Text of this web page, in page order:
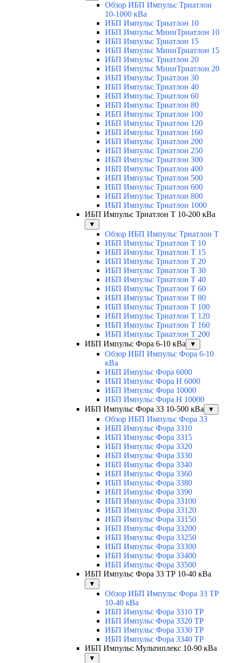
Обзор ИБП Импульс Триатлон
10-1000 кВа
ИБП Импульс Триатлон 10
ИБП Импульс МиниТриатлон 10
ИБП Импульс Триатлон 15
ИБП Импульс МиниТриатлон 15
ИБП Импульс Триатлон 20
ИБП Импульс МиниТриатлон 20
ИБП Импульс Триатлон 30
ИБП Импульс Триатлон 40
ИБП Импульс Триатлон 60
ИБП Импульс Триатлон 80
ИБП Импульс Триатлон 100
ИБП Импульс Триатлон 120
ИБП Импульс Триатлон 160
ИБП Импульс Триатлон 200
ИБП Импульс Триатлон 250
ИБП Импульс Триатлон 300
ИБП Импульс Триатлон 400
ИБП Импульс Триатлон 500
ИБП Импульс Триатлон 600
ИБП Импульс Триатлон 800
ИБП Импульс Триатлон 1000
ИБП Импульс Триатлон Т 10-200 кВа
▼
Обзор ИБП Импульс Триатлон Т
ИБП Импульс Триатлон Т 10
ИБП Импульс Триатлон Т 15
ИБП Импульс Триатлон Т 20
ИБП Импульс Триатлон Т 30
ИБП Импульс Триатлон Т 40
ИБП Импульс Триатлон Т 60
ИБП Импульс Триатлон Т 80
ИБП Импульс Триатлон Т 100
ИБП Импульс Триатлон Т 120
ИБП Импульс Триатлон Т 160
ИБП Импульс Триатлон Т 200
ИБП Импульс Фора 6-10 кВа
▼
Обзор ИБП Импульс Фора 6-10
кВа
ИБП Импульс Фора 6000
ИБП Импульс Фора H 6000
ИБП Импульс Фора 10000
ИБП Импульс Фора H 10000
ИБП Импульс Фора 33 10-500 кВа
▼
Обзор ИБП Импульс Фора 33
ИБП Импульс Фора 3310
ИБП Импульс Фора 3315
ИБП Импульс Фора 3320
ИБП Импульс Фора 3330
ИБП Импульс Фора 3340
ИБП Импульс Фора 3360
ИБП Импульс Фора 3380
ИБП Импульс Фора 3390
ИБП Импульс Фора 33100
ИБП Импульс Фора 33120
ИБП Импульс Фора 33150
ИБП Импульс Фора 33200
ИБП Импульс Фора 33250
ИБП Импульс Фора 33300
ИБП Импульс Фора 33400
ИБП Импульс Фора 33500
ИБП Импульс Фора 33 ТР 10-40 кВа
▼
Обзор ИБП Импульс Фора 33 ТР
10-40 кВа
ИБП Импульс Фора 3310 ТР
ИБП Импульс Фора 3320 ТР
ИБП Импульс Фора 3330 ТР
ИБП Импульс Фора 3340 ТР
ИБП Импульс Мультиплекс 10-90 кВа
▼